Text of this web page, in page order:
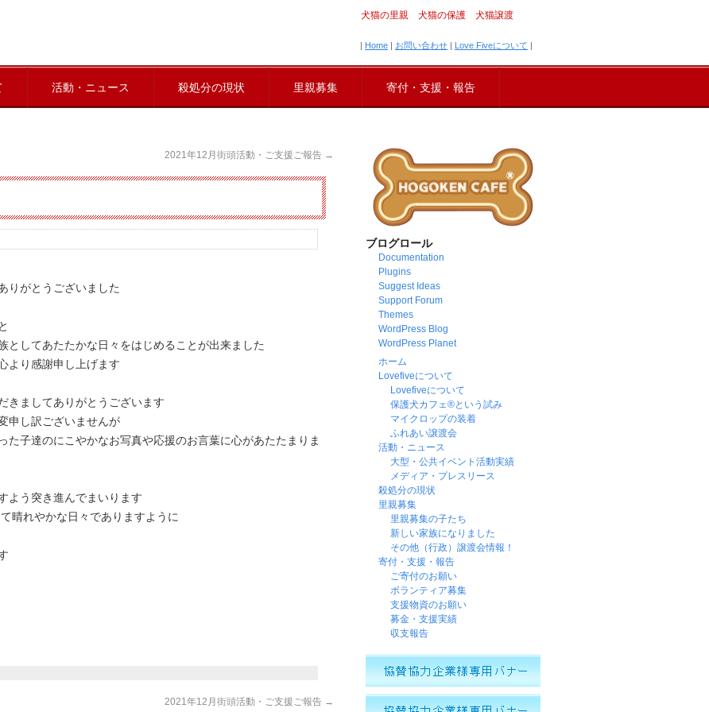
犬猫の里親 犬猫の保護 犬猫譲渡
| Home | お問い合わせ | Love Fiveについて |
活動・ニュース 殺処分の現状 里親募集 寄付・支援・報告
2021年12月街頭活動・ご支援ご報告 →
りがとうございました
としてあたたかな日々をはじめることが出来ました
り感謝申し上げます
ましてありがとうございます
申し訳ございませんが
た子達のにこやかなお写真や応援のお言葉に心があたたまりま
よう突き進んでまいります
晴れやかな日々でありますように
2021年12月街頭活動・ご支援ご報告 →
ブログロール
Documentation
Plugins
Suggest Ideas
Support Forum
Themes
WordPress Blog
WordPress Planet
ホーム
Lovefiveについて
Lovefiveについて
保護犬カフェ®という試み
マイクロップの装着
ふれあい譲渡会
活動・ニュース
大型・公共イベント活動実績
メディア・プレスリース
殺処分の現状
里親募集
里親募集の子たち
新しい家族になりました
その他（行政）譲渡会情報！
寄付・支援・報告
ご寄付のお願い
ボランティア募集
支援物資のお願い
募金・支援実績
収支報告